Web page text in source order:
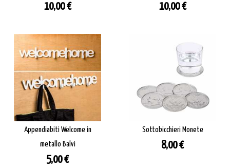
Prezzo
10,00 € Prezzo
10,00 €
Appendiabiti Welcome in
metallo Balvi
Prezzo
5,00 €
Sottobicchieri Monete
Prezzo
8,00 €